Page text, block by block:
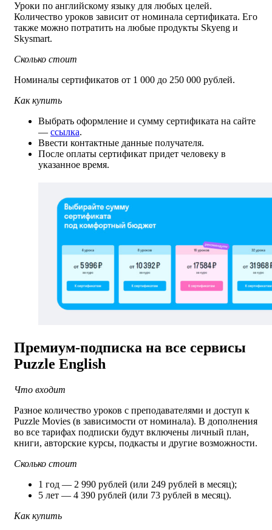
Уроки по английскому языку для любых целей.
Количество уроков зависит от номинала сертификата. Его
также можно потратить на любые продукты Skyeng и
Skysmart.
Сколько стоит
Номиналы сертификатов от 1 000 до 250 000 рублей.
Как купить
Выбрать оформление и сумму сертификата на сайте
— ссылка.
Ввести контактные данные получателя.
После оплаты сертификат придет человеку в
указанное время.
Премиум-подписка на все сервисы
Puzzle English
Что входит
Разное количество уроков с преподавателями и доступ к
Puzzle Movies (в зависимости от номинала). В дополнения
во все тарифах подписки будут включены личный план,
книги, авторские курсы, подкасты и другие возможности.
Сколько стоит
1 год — 2 990 рублей (или 249 рублей в месяц);
5 лет — 4 390 рублей (или 73 рублей в месяц).
Как купить